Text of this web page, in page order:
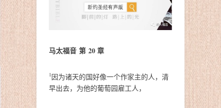
马太福音 第 20 章
1因为诸天的国好像一个作家主的人，清
早出去，为他的葡萄园雇工人，